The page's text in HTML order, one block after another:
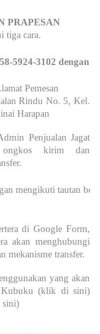
PRAPESAN
tiga cara.
5924-3102 dengan
Pemesan
Rindu No. 5, Kel.
Harapan
Penjualan Jagat
kirim dan
mengikuti tautan
di Google Form,
akan menghubungi
mekanisme transfer.
yang akan
Kubuku (klik di sini)
sini)